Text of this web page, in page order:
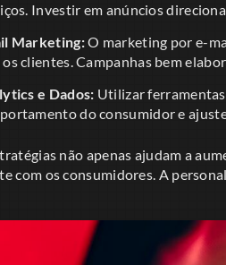
Investir em anúncios
Marketing:O marketing por e-
os clientes. Campanhas bem
e Dados: Utilizar
do consumidor e
não apenas ajudam a
com os consumidores. A